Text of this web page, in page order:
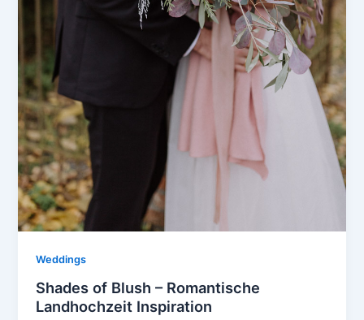
Weddings
Shades of Blush – Romantische
Landhochzeit Inspiration